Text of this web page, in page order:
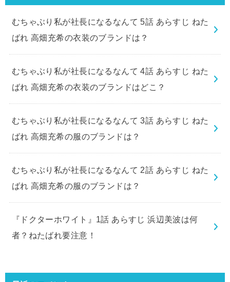
むちゃぶり私が社長になるなんて 5話 あらすじ ねた
ばれ 高畑充希の衣装のブランドは？
むちゃぶり私が社長になるなんて 4話 あらすじ ねた
ばれ 高畑充希の衣装のブランドはどこ？
むちゃぶり私が社長になるなんて 3話 あらすじ ねた
ばれ 高畑充希の服のブランドは？
むちゃぶり私が社長になるなんて 2話 あらすじ ねた
ばれ 高畑充希の服のブランドは？
『ドクターホワイト』1話 あらすじ 浜辺美波は何
者？ねたばれ要注意！